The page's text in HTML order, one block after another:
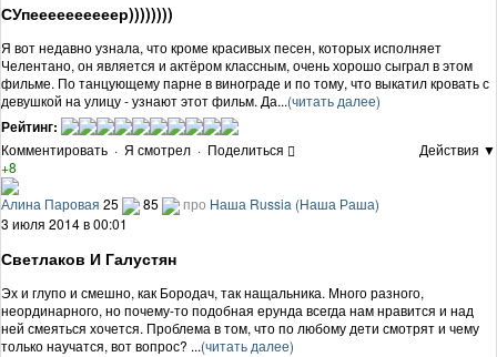
СУпеееееееееер))))))))
Я вот недавно узнала, что кроме красивых песен, которых исполняет
Челентано, он является и актёром классным, очень хорошо сыграл в этом
фильме. По танцующему парне в винограде и по тому, что выкатил кровать с
девушкой на улицу - узнают этот фильм. Да...(читать далее)
Рейтинг:
Комментировать · Я смотрел · Поделиться
Действия ▼
+8
Алина Паровая 25 85 про Наша Russia (Наша Раша)
3 июля 2014 в 00:01
Светлаков И Галустян
Эх и глупо и смешно, как Бородач, так нащальника. Много разного,
неординарного, но почему-то подобная ерунда всегда нам нравится и над
ней смеяться хочется. Проблема в том, что по любому дети смотрят и чему
только научатся, вот вопрос? ...(читать далее)